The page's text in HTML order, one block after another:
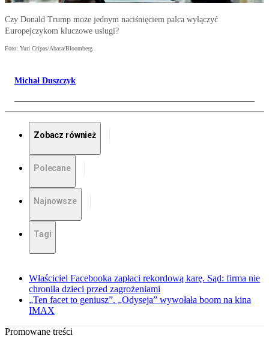
Czy Donald Trump może jednym naciśnięciem palca wyłączyć
Europejczykom kluczowe uslugi?
Foto: Yuri Gripas/Abaca/Bloomberg
Michał Duszczyk
Zobacz również
Polecane
Najnowsze
Tagi
Właściciel Facebooka zapłaci rekordową karę. Sąd: firma nie
chroniła dzieci przed zagrożeniami
„Ten facet to geniusz”. „Odyseja” wywołała boom na kina
IMAX
Promowane treści